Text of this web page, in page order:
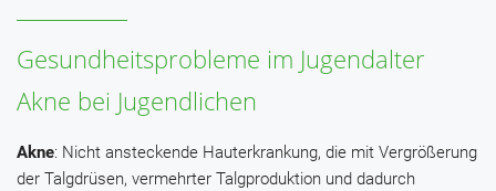
Gesundheitsprobleme im Jugendalter
Akne bei Jugendlichen
Akne: Nicht ansteckende Hauterkrankung, die mit Vergrößerung
der Talgdrüsen, vermehrter Talgproduktion und dadurch